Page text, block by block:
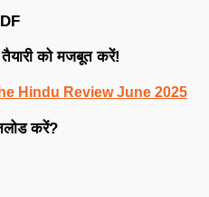
को मजबूत करें!
Hindu Review June 2025
करें?